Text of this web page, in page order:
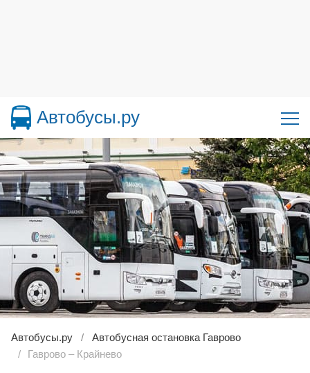
Автобусы.ру
Автобусы.ру
Автобусная остановка Гаврово
Гаврово – Крайнево